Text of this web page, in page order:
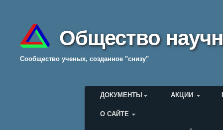
Общество
Cообщество ученых, созданное "снизу"
Главное меню
ДОКУМЕНТЫ АКЦИИ
О САЙТЕ